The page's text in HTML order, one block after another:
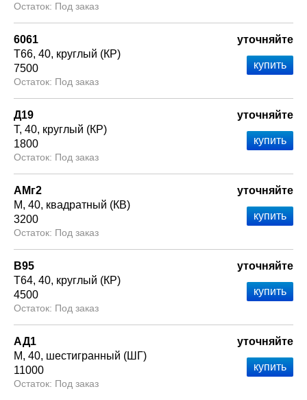
Под заказ
6061
Т66 40 круглый (КР)
7500
Под заказ
уточняйте
Д19
Т 40 круглый (КР)
1800
Под заказ
уточняйте
АМг2
М 40 квадратный (КВ)
3200
Под заказ
уточняйте
В95
Т64 40 круглый (КР)
4500
Под заказ
уточняйте
АД1
М 40 шестигранный (ШГ)
11000
Под заказ
уточняйте